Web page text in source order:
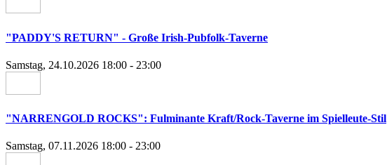
"PADDY'S RETURN" - Große Irish-Pubfolk-Taverne
Samstag, 24.10.2026 18:00 - 23:00
"NARRENGOLD ROCKS": Fulminante Kraft/Rock-Taverne im Spielleute-Stil
Samstag, 07.11.2026 18:00 - 23:00